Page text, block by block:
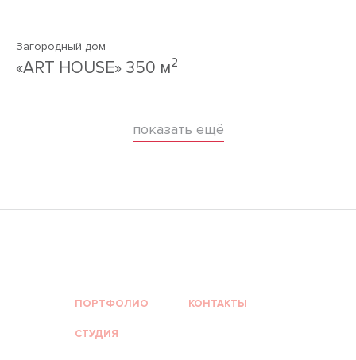
Загородный дом
«ART HOUSE» 350 м2
показать ещё
ПОРТФОЛИО
СТУДИЯ
КОНТАКТЫ